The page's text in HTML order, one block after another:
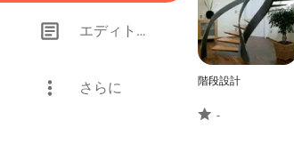
エディトリアル
さらに 階段設計
-